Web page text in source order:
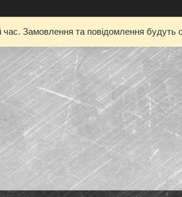
час. Замовлення та повідомлення будуть